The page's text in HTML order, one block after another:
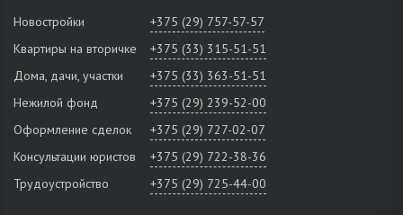
Новостройки
+375 (29) 757-57-57
Квартиры на вторичке
+375 (33) 315-51-51
Дома, дачи, участки
+375 (33) 363-51-51
Нежилой фонд
+375 (29) 239-52-00
Оформление сделок
+375 (29) 727-02-07
Консультации юристов
+375 (29) 722-38-36
Трудоустройство
+375 (29) 725-44-00